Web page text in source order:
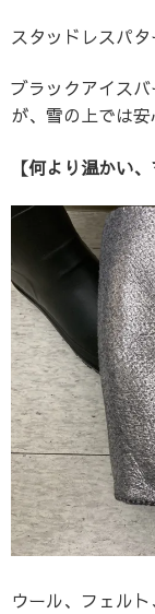
スタッドレスパタ
ブラックアイス
が、雪の上では安
【何より温かい
ウール、フェル